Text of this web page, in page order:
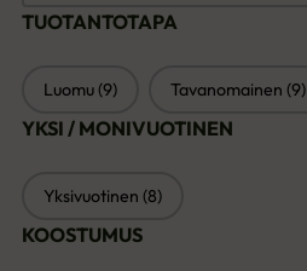
TUOTANTOTAPA
TUOTANTOTAPA
Luomu(9) Tavanomainen(9)
YKSI / MONIVUOTINEN
YKSI / MONIVUOTINEN
Yksivuotinen(8)
KOOSTUMUS